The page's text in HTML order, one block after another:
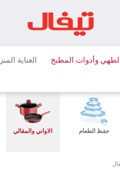
وأدوات المطبخ العناية
حفظ الطعام الاواني والمقالي